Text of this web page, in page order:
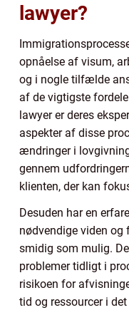
lawyer?
opnåelse af visum,
og i nogle tilfælde
af de vigtigste
lawyer er deres
aspekter af disse
ændringer i
gennem
klienten, der kan
Desuden har en
nødvendige viden og
smidig som mulig.
problemer tidligt i
risikoen for
tid og ressourcer i